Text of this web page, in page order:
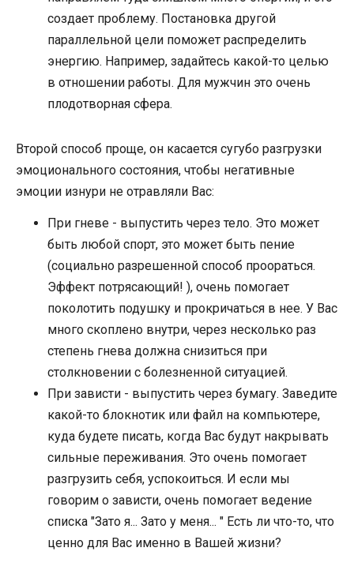
создает проблему. Постановка другой
параллельной цели поможет распределить
энергию. Например, задайтесь какой-то целью
в отношении работы. Для мужчин это очень
плодотворная сфера.
Второй способ проще, он касается сугубо разгрузки
эмоционального состояния, чтобы негативные
эмоции изнури не отравляли Вас:
При гневе - выпустить через тело. Это может
быть любой спорт, это может быть пение
(социально разрешенной способ проораться.
Эффект потрясающий! ), очень помогает
поколотить подушку и прокричаться в нее. У Вас
много скоплено внутри, через несколько раз
степень гнева должна снизиться при
столкновении с болезненной ситуацией.
При зависти - выпустить через бумагу. Заведите
какой-то блокнотик или файл на компьютере,
куда будете писать, когда Вас будут накрывать
сильные переживания. Это очень помогает
разгрузить себя, успокоиться. И если мы
говорим о зависти, очень помогает ведение
списка "Зато я... Зато у меня... " Есть ли что-то, что
ценно для Вас именно в Вашей жизни?